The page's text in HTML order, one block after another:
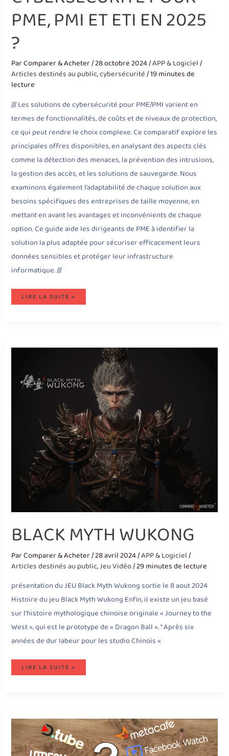
PME, PMI ET ETI EN 2025
?
ParComparer & Acheter/28 octobre 2024/APP & Logiciel/
Articles destinés au public,cybersécurité/19 minutes de
lecture
/// Les solutions de cybersécurité pour PME/PMI varient en
termes de fonctionnalités, de coûts et de niveaux de protection,
ce qui peut rendre le choix complexe. Ce comparatif explore les
principales offres disponibles, en analysant des aspects clés
comme la détection des menaces, la prévention des intrusions,
la gestion des accès, et les solutions de sauvegarde. Nous
examinons également l’adaptabilité de chaque solution aux
besoins spécifiques des entreprises de taille moyenne, en
mettant en avant les avantages et inconvénients de chaque
option. Ce guide aide les dirigeants de PME à identifier la
solution la plus adaptée pour sécuriser efficacement leurs
données sensibles et protéger leur infrastructure
informatique. ///
LIRE LA SUITE »
BLACK MYTH WUKONG
ParComparer & Acheter/28 avril 2024/APP & Logiciel/
Articles destinés au public,Jeu Vidéo/29 minutes de lecture
présentation du JEU Black Myth Wukong sortie le 8 aout 2024
Histoire du jeu Black Myth Wukong Enfin, il existe un jeu basé
sur l’histoire mythologique chinoise originale « Journey to the
West », qui est le prototype de « Dragon Ball ». ” Après six
années de dur labeur pour les studio Chinois «
WUKONG
LIRE LA SUITE »
DE
VIDÉOS
CHOISIR
EN
2025
?